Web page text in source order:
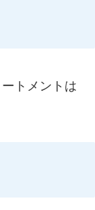
トメントは